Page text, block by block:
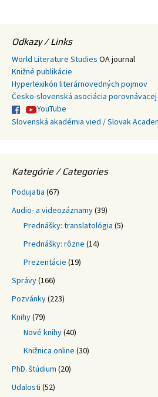
Odkazy / Links
World Literature Studies OA journal
Knižné publikácie
Hyperlexikón literárnovedných pojmov
Česko-slovenská asociácia
YouTube
Slovenská akadémia vied / Slovak
Kategórie / Categories
Podujatia (67)
Audio- a videozáznamy(39)
Prednášky: translatológia (5)
Prednášky: rôzne (14)
Prezentácie (19)
Správy(166)
Pozvánky(223)
Knihy(79)
Nové knihy(40)
Knižnica online (30)
PhD. štúdium (20)
Udalosti (52)